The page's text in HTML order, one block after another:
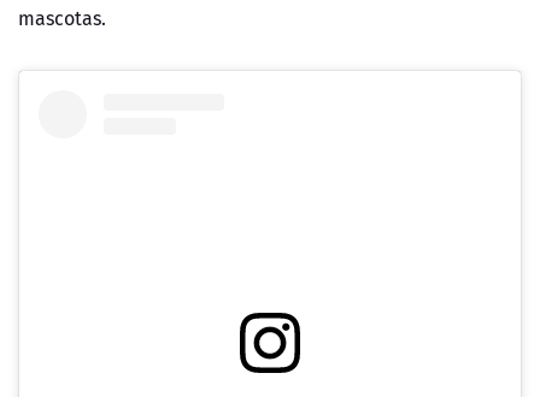
mascotas.